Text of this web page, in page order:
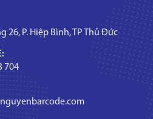
26, P. Hiệp Bình, TP Thủ Đức
704